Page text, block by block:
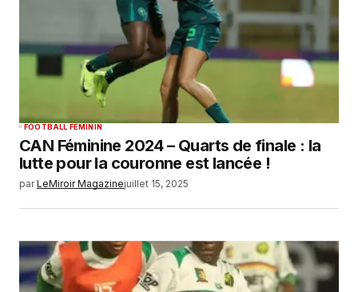
FOOTBALL FEMININ
CAN Féminine 2024 – Quarts de finale : la
lutte pour la couronne est lancée !
par LeMiroir Magazinejuillet 15, 2025